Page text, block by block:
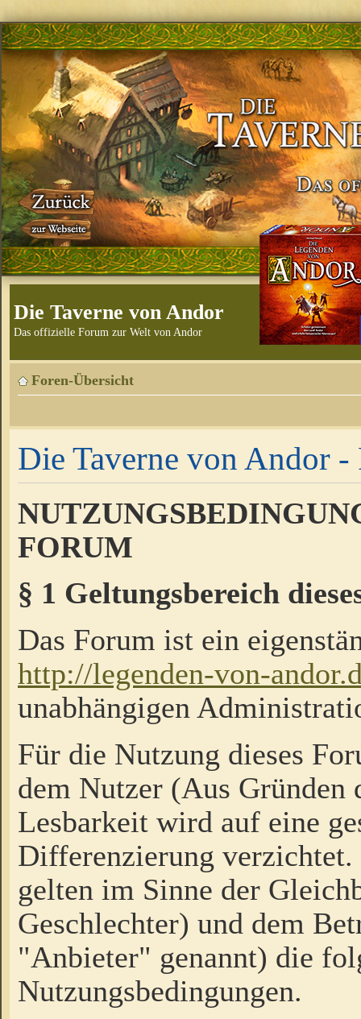
Die Taverne von Andor
Das offizielle Forum zur Welt von Andor
Foren-Übersicht
Die Taverne von Andor -
FORUM
§ 1 Geltungsbereich
Das Forum ist ein
http://legenden-von-
unabhängigen
Für die Nutzung dieses
dem Nutzer (Aus Gründen
Lesbarkeit wird auf eine
Differenzierung
gelten im Sinne der
Geschlechter) und dem
"Anbieter" genannt) die
Nutzungsbedingungen.